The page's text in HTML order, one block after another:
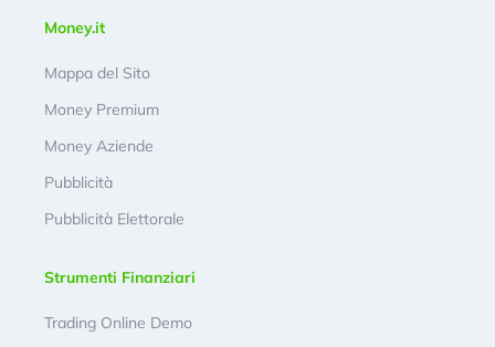
Money.it
Mappa del Sito
Money Premium
Money Aziende
Pubblicità
Pubblicità Elettorale
Strumenti Finanziari
Trading Online Demo